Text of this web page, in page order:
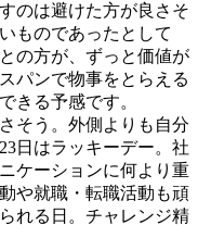
のは避けた方が良さそ
ものであったとして
の方が、ずっと価値が
パンで物事をとらえる
きる予感です。
そう。外側よりも自分
日はラッキーデー。社
ケーションに何より重
や就職・転職活動も頑
れる日。チャレンジ精